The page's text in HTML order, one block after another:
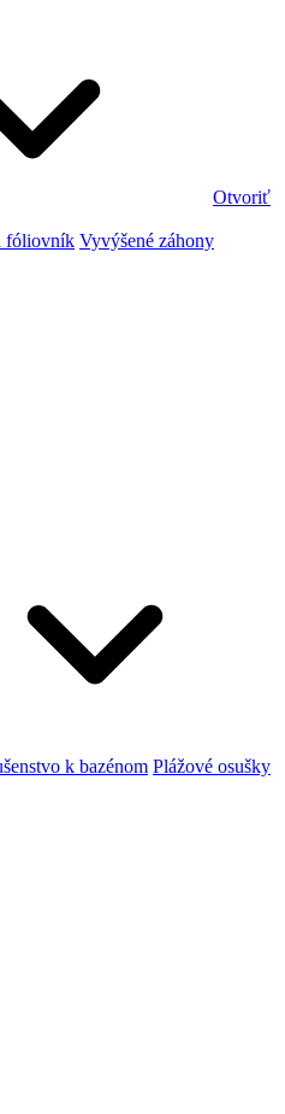
Otvoriť
fóliovník Vyvýšené záhony
k bazénom Plážové osušky